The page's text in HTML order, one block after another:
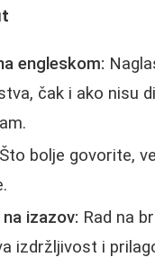
engleskom:
čak i ako nisu
Što bolje govorite,
izazov: Rad na
izdržljivost i